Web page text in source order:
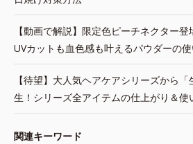
【動画で解説】限定色ピーチネクター登
UVカットも血色感も叶えるパウダーの
【待望】大人気ヘアケアシリーズから
生！シリーズ全アイテムの仕上がり＆使
関連キーワード